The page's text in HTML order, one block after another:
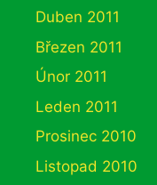
Duben 2011
Březen 2011
Únor 2011
Leden 2011
Prosinec 2010
Listopad 2010